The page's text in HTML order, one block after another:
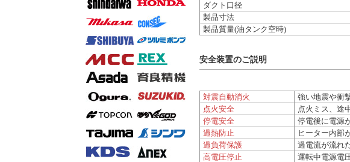
ダクト口径
製品寸法
製品質量(油タンク空時)
安全装置のご説明
対震自動消火
強い地震や衝
点火安全
点火ミス、途
停電安全
停電後に電源
過熱防止
ヒーター内部
過負荷保護
過電流が流れ
高電圧停止
運転中電源電